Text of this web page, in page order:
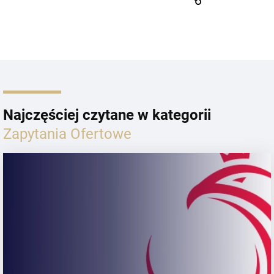
Najczęściej czytane w kategorii
Zapytania Ofertowe